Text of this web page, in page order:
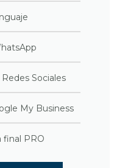
Sociales
My Business
final PRO